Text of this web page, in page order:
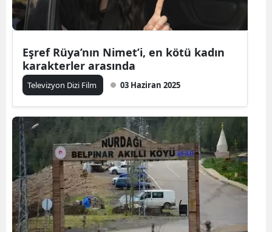
Eşref Rüya’nın Nimet’i, en kötü kadın
karakterler arasında
Televizyon Dizi Film 03 Haziran 2025